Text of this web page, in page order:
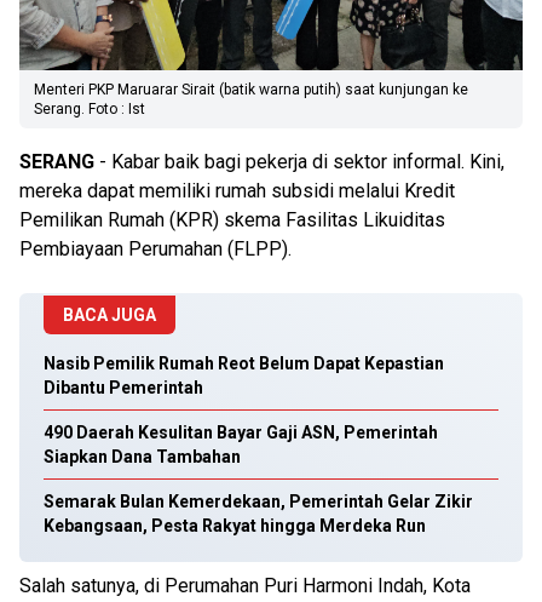
Menteri PKP Maruarar Sirait (batik warna putih) saat kunjungan ke
Serang. Foto : Ist
SERANG - Kabar baik bagi pekerja di sektor informal. Kini,
mereka dapat memiliki rumah subsidi melalui Kredit
Pemilikan Rumah (KPR) skema Fasilitas Likuiditas
Pembiayaan Perumahan (FLPP).
BACA JUGA
Nasib Pemilik Rumah Reot Belum Dapat Kepastian
Dibantu Pemerintah
490 Daerah Kesulitan Bayar Gaji ASN, Pemerintah
Siapkan Dana Tambahan
Semarak Bulan Kemerdekaan, Pemerintah Gelar Zikir
Kebangsaan, Pesta Rakyat hingga Merdeka Run
Salah satunya, di Perumahan Puri Harmoni Indah, Kota